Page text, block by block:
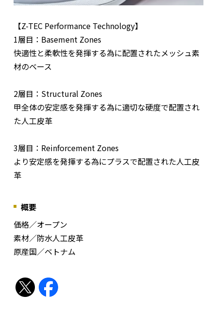
【Z-TEC Performance Technology】
1層目：Basement Zones
快適性と柔軟性を発揮する為に配置されたメッシュ素
材のベース
2層目：Structural Zones
甲全体の安定感を発揮する為に適切な硬度で配置され
た人工皮革
3層目：Reinforcement Zones
より安定感を発揮する為にプラスで配置された人工皮
革
概要
価格／オープン
素材／防水人工皮革
原産国／ベトナム